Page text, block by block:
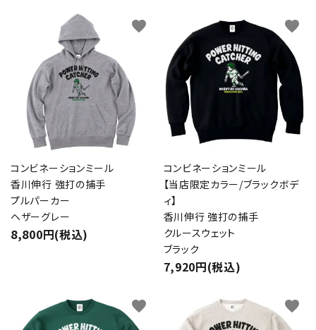
コンビネーションミール
香川伸行 強打の捕手
プルパーカー
ヘザーグレー
8,800円(税込)
favorite
コンビネーションミール
【当店限定カラー/ブラックボデ
ィ】
香川伸行 強打の捕手
クルースウェット
ブラック
7,920円(税込)
favorite
favorite favorite